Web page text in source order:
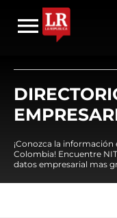
¡Conozca la
Colombia! Encuentre
datos empresarial mas